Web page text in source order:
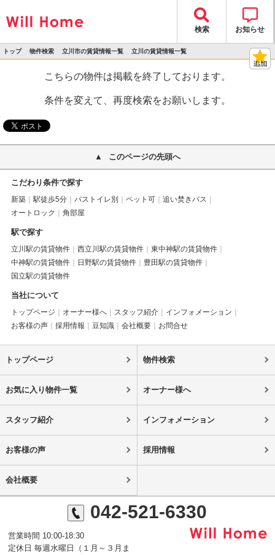
検索 お知らせ
トップ 物件検索 立川市の賃貸情報一覧 立川の賃貸情報一覧
こちらの物件は掲載を終了しております。
条件を変えて、再度検索をお願いします。
このページの先頭へ
こだわり条件で探す
新築 駅徒歩5分 バストイレ別 ペット可
追い焚きバス
オートロック
角部屋
駅で探す
立川駅の賃貸物件 西立川駅の賃貸物件
東中神駅の賃貸物件
中神駅の賃貸物件
日野駅の賃貸物件
豊田駅の賃貸物件
国立駅の賃貸物件
当社について
トップページ オーナー様へ スタッフ紹介
インフォメーション
お客様の声
採用情報 豆知識 会社概要 お問合せ
トップページ 物件検索
お気に入り物件一覧 オーナー様へ
スタッフ紹介 インフォメーション
お客様の声 採用情報
会社概要
042-521-6330
営業時間 10:00-18:30
定休日 毎週水曜日（１月～３月ま